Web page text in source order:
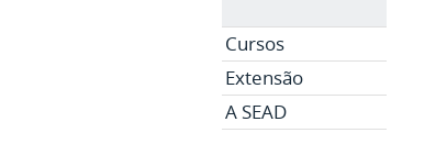
Cursos
Extensão
A SEAD